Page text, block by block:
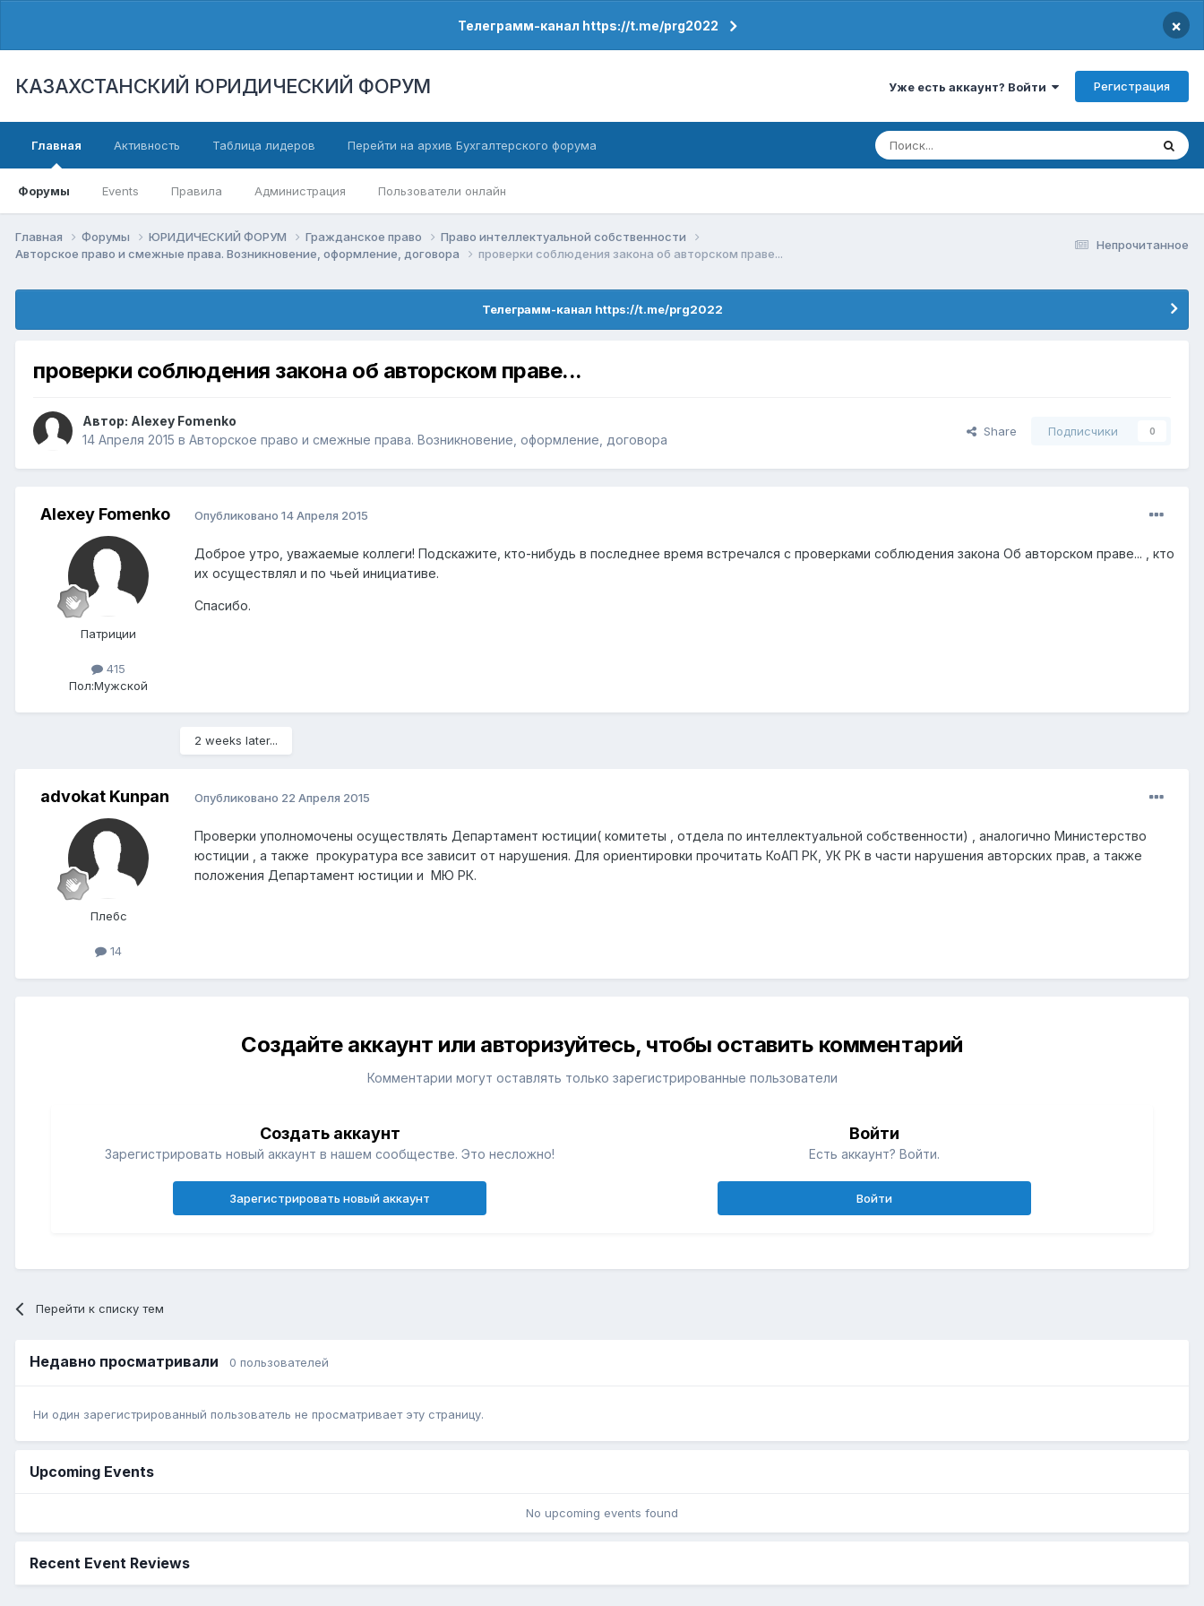
Телеграмм-канал https://t.me/prg2022 ×
КАЗАХСТАНСКИЙ ЮРИДИЧЕСКИЙ ФОРУМ Уже есть аккаунт? Войти Регистрация
Главная
Форумы Events Правила Администрация Пользователи онлайн
Активность Таблица лидеров Перейти на архив Бухгалтерского форума
Непрочитанное
Главная Форумы ЮРИДИЧЕСКИЙ ФОРУМ Гражданское право
Право интеллектуальной собственности
Авторское право и смежные права. Возникновение, оформление, договора
проверки соблюдения закона об авторском праве...
Телеграмм-канал https://t.me/prg2022
проверки соблюдения закона об авторском праве...
Автор: Alexey Fomenko
14 Апреля 2015 в Авторское право и смежные права. Возникновение, оформление, договора
Share Подписчики 0
Alexey Fomenko
Патриции
415
Пол:Мужской
Опубликовано 14 Апреля 2015
Доброе утро, уважаемые коллеги! Подскажите, кто-нибудь в последнее время встречался с проверками соблюдения закона Об авторском праве... , кто
их осуществлял и по чьей инициативе.
Спасибо.
2 weeks later...
advokat Kunpan
Плебс
14
Опубликовано 22 Апреля 2015
Проверки уполномочены осуществлять Департамент юстиции( комитеты , отдела по интеллектуальной собственности) , аналогично Министерство
юстиции , а также прокуратура все зависит от нарушения. Для ориентировки прочитать КоАП РК, УК РК в части нарушения авторских прав, а также
положения Департамент юстиции и МЮ РК.
Создайте аккаунт или авторизуйтесь, чтобы оставить комментарий
Комментарии могут оставлять только зарегистрированные пользователи
Создать аккаунт
Зарегистрировать новый аккаунт в нашем сообществе. Это несложно!
Зарегистрировать новый аккаунт
Войти
Есть аккаунт? Войти.
Войти
Перейти к списку тем
Недавно просматривали 0 пользователей
Ни один зарегистрированный пользователь не просматривает эту страницу.
Upcoming Events
No upcoming events found
Recent Event Reviews